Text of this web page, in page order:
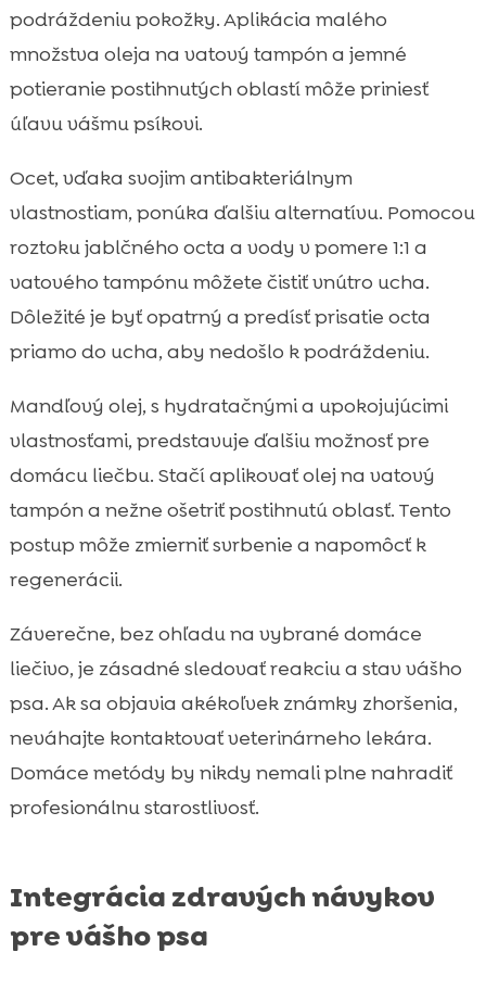
podráždeniu pokožky. Aplikácia malého
množstva oleja na vatový tampón a jemné
potieranie postihnutých oblastí môže priniesť
úľavu vášmu psíkovi.
Ocet, vďaka svojim antibakteriálnym
vlastnostiam, ponúka ďalšiu alternatívu. Pomocou
roztoku jablčného octa a vody v pomere 1:1 a
vatového tampónu môžete čistiť vnútro ucha.
Dôležité je byť opatrný a predísť prisatie octa
priamo do ucha, aby nedošlo k podráždeniu.
Mandľový olej, s hydratačnými a upokojujúcimi
vlastnosťami, predstavuje ďalšiu možnosť pre
domácu liečbu. Stačí aplikovať olej na vatový
tampón a nežne ošetriť postihnutú oblasť. Tento
postup môže zmierniť svrbenie a napomôcť k
regenerácii.
Záverečne, bez ohľadu na vybrané domáce
liečivo, je zásadné sledovať reakciu a stav vášho
psa. Ak sa objavia akékoľvek známky zhoršenia,
neváhajte kontaktovať veterinárneho lekára.
Domáce metódy by nikdy nemali plne nahradiť
profesionálnu starostlivosť.
Integrácia zdravých návykov
pre vášho psa